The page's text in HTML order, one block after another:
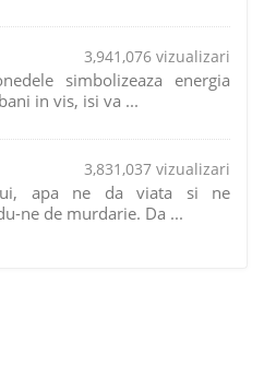
3,941,076 vizualizari
simbolizeaza energia
in vis, isi va ...
3,831,037 vizualizari
apa ne da viata si ne
ne de murdarie. Da ...